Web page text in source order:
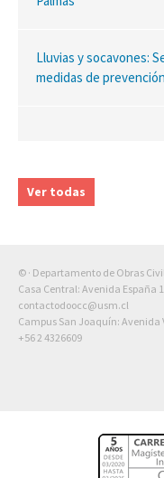
Lluvias y socavones:
medidas de
Ver todas
© · Departamento de Obras
Casa Central: Avenida España
contactodoocc@usm.cl
Campus San Joaquín: Avenida
+56 2 4326609